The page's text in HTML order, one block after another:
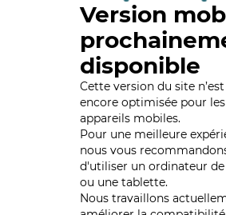
Version
disponible
Cette version du site
encore optimisée pour les
appareils mobiles.
Pour une meilleure
nous vous
d'utiliser un ordinateur de
ou une tablette.
Nous travaillons